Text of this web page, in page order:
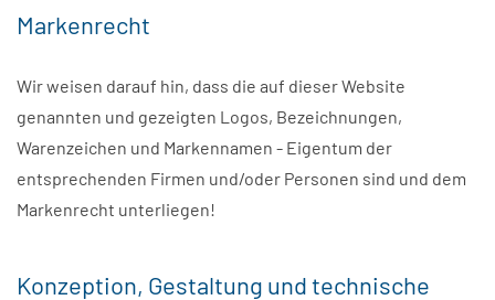
Markenrecht
Wir weisen darauf hin, dass die auf dieser Website
genannten und gezeigten Logos, Bezeichnungen,
Warenzeichen und Markennamen - Eigentum der
entsprechenden Firmen und/oder Personen sind und dem
Markenrecht unterliegen!
Konzeption, Gestaltung und technische